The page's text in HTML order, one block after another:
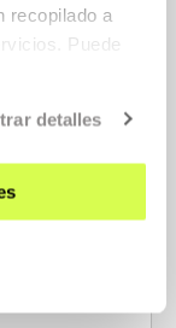
recopilado a
Puede
detalles